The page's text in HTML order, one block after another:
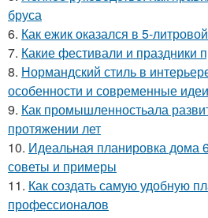
бруса
6. Как ежик оказался в 5-
7. Какие фестивали и праздники
8. Нормандский стиль в
особенности и современные идеи
9. Как промышленностьала
протяжении лет
10. Идеальная планировка дома
советы и примеры
11. Как создать самую удобную
профессионалов